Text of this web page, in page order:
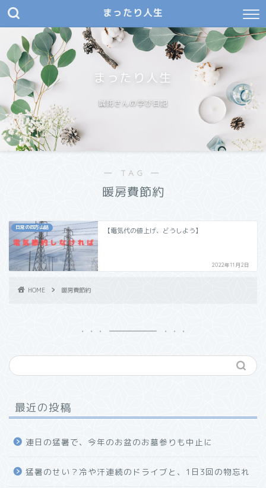
まったり人生
まったり人生
嘱託さんの学び日記
― TAG ―
暖房費節約
日常の四方山話 【電気代の値上げ、どうしよう】
2022年11月2日
HOME 暖房費節約
最近の投稿
連日の猛暑で、今年のお盆のお墓参りも中止に
猛暑のせい？冷や汗連続のドライブと、1日3回の物忘れ